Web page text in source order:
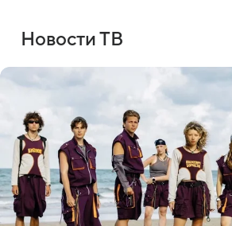
Новости ТВ